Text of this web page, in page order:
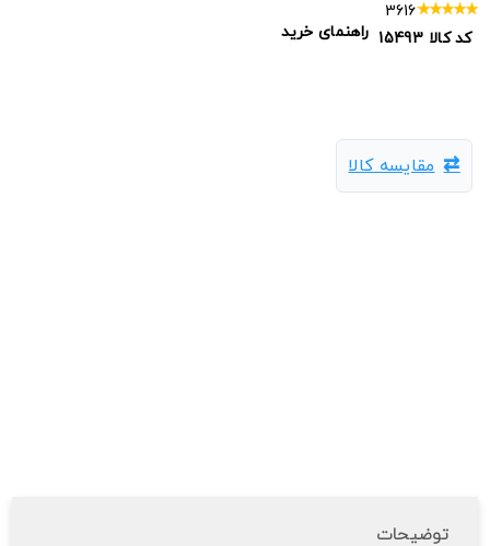
3616
کد کالا 15493 راهنمای خرید
مقایسه کالا
توضیحات